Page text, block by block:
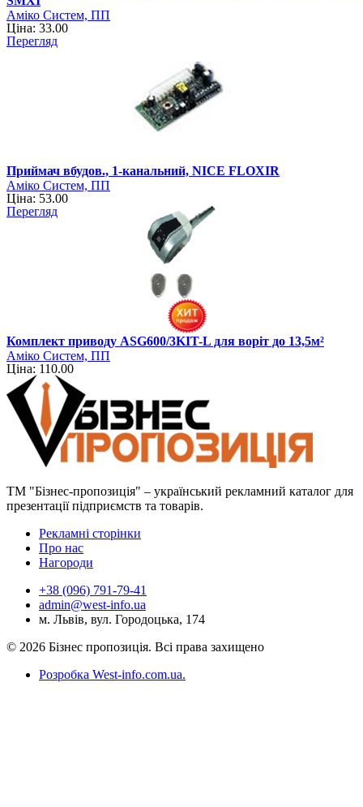
Аміко Систем, ПП
Ціна: 33.00
Перегляд
Приймач вбудов., 1-канальний, NICE FLOXIR
Аміко Систем, ПП
Ціна: 53.00
Перегляд
Комплект приводу ASG600/3KIT-L для воріт до 13,5м²
Аміко Систем, ПП
Ціна: 110.00
ТМ "Бізнес-пропозиція" – український рекламний каталог для
презентації підприємств та товарів.
Рекламні сторінки
Про нас
Нагороди
+38 (096) 791-79-41
admin@west-info.ua
м. Львів, вул. Городоцька, 174
© 2026 Бізнес пропозиція. Всі права захищено
Розробка West-info.com.ua.